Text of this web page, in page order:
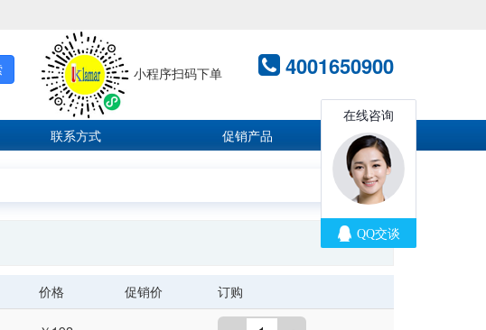
小程序扫码下单 4001650900
联系方式 促销产品
价格 促销价 订购